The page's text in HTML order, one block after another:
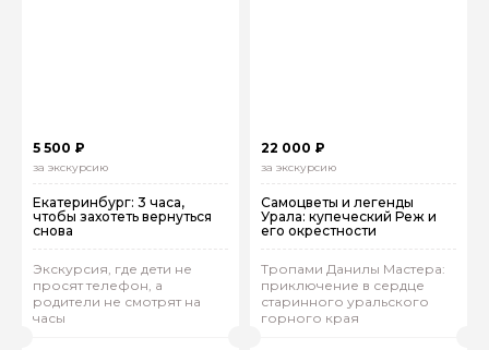
5 500 ₽
за экскурсию
Екатеринбург: 3 часа,
чтобы захотеть вернуться
снова
Экскурсия, где дети не
просят телефон, а
родители не смотрят на
часы
22 000 ₽
за экскурсию
Самоцветы и легенды
Урала: купеческий Реж и
его окрестности
Тропами Данилы Мастера:
приключение в сердце
старинного уральского
горного края